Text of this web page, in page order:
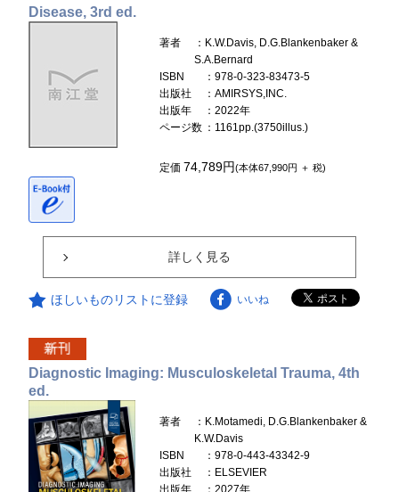
Disease, 3rd ed.
著者
：K.W.Davis, D.G.Blankenbaker &
S.A.Bernard
ISBN
：978-0-323-83473-5
出版社
：AMIRSYS,INC.
出版年
：2022年
ページ数 ：1161pp.(3750illus.)
定価74,789円(本体67,990円 ＋ 税)
詳しく見る
ほしいものリストに登録 いいね
Diagnostic Imaging: Musculoskeletal Trauma, 4th
ed.
著者
：K.Motamedi, D.G.Blankenbaker &
K.W.Davis
ISBN
：978-0-443-43342-9
出版社
：ELSEVIER
出版年
：2027年